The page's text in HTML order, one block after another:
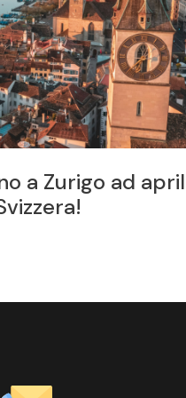
Architettura di